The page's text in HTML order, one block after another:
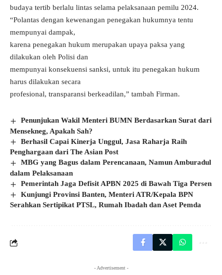
budaya tertib berlalu lintas selama pelaksanaan pemilu 2024.
“Polantas dengan kewenangan penegakan hukumnya tentu
mempunyai dampak,
karena penegakan hukum merupakan upaya paksa yang
dilakukan oleh Polisi dan
mempunyai konsekuensi sanksi, untuk itu penegakan hukum
harus dilakukan secara
profesional, transparansi berkeadilan,” tambah Firman.
Penunjukan Wakil Menteri BUMN Berdasarkan Surat dari
Mensekneg, Apakah Sah?
Berhasil Capai Kinerja Unggul, Jasa Raharja Raih
Penghargaan dari The Asian Post
MBG yang Bagus dalam Perencanaan, Namun Amburadul
dalam Pelaksanaan
Pemerintah Jaga Defisit APBN 2025 di Bawah Tiga Persen
Kunjungi Provinsi Banten, Menteri ATR/Kepala BPN
Serahkan Sertipikat PTSL, Rumah Ibadah dan Aset Pemda
- Advertisement -